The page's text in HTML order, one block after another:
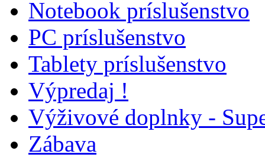
Notebook príslušenstvo
PC príslušenstvo
Tablety príslušenstvo
Výpredaj !
Výživové doplnky -
Zábava